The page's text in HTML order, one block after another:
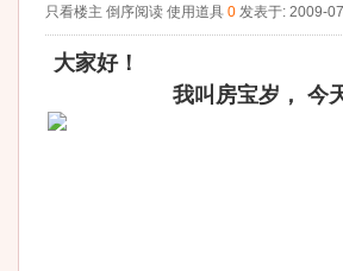
只看楼主 倒序阅读 使用道具 0 发表于: 2009-
大家好！
我叫房宝岁， 今天